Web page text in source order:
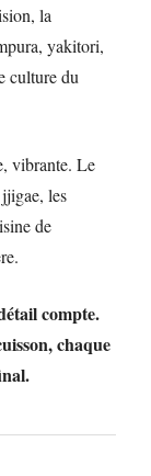
la
yakitori,
culture du
vibrante. Le
les
de
compte.
chaque